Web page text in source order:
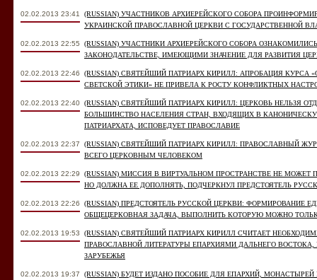
02.02.2013 23:41
(RUSSIAN) УЧАСТНИКОВ АРХИЕРЕЙСКОГО СОБОРА
УКРАИНСКОЙ ПРАВОСЛАВНОЙ ЦЕРКВИ С ГОСУДАРСТВЕННОЙ
02.02.2013 22:55
(RUSSIAN) УЧАСТНИКИ АРХИЕРЕЙСКОГО СОБОРА
ЗАКОНОДАТЕЛЬСТВЕ, ИМЕЮЩИМИ ЗНАЧЕНИЕ ДЛЯ РАЗВИТИЯ
02.02.2013 22:46
(RUSSIAN) СВЯТЕЙШИЙ ПАТРИАРХ КИРИЛЛ: АПРОБАЦИЯ КУРСА
СВЕТСКОЙ ЭТИКИ» НЕ ПРИВЕЛА К РОСТУ КОНФЛИКТНЫХ
02.02.2013 22:40 (RUSSIAN) СВЯТЕЙШИЙ ПАТРИАРХ КИРИЛЛ: ЦЕРКОВЬ НЕЛЬЗЯ
БОЛЬШИНСТВО НАСЕЛЕНИЯ СТРАН, ВХОДЯЩИХ В
ПАТРИАРХАТА, ИСПОВЕДУЕТ ПРАВОСЛАВИЕ
02.02.2013 22:37
(RUSSIAN) СВЯТЕЙШИЙ ПАТРИАРХ КИРИЛЛ: ПРАВОСЛАВНЫЙ
ВСЕГО ЦЕРКОВНЫМ ЧЕЛОВЕКОМ
02.02.2013 22:29
(RUSSIAN) МИССИЯ В ВИРТУАЛЬНОМ ПРОСТРАНСТВЕ НЕ
НО ДОЛЖНА ЕЕ ДОПОЛНЯТЬ, ПОДЧЕРКНУЛ ПРЕДСТОЯТЕЛЬ
02.02.2013 22:26
(RUSSIAN) ПРЕДСТОЯТЕЛЬ РУССКОЙ ЦЕРКВИ: ФОРМИРОВАНИЕ
ОБЩЕЦЕРКОВНАЯ ЗАДАЧА, ВЫПОЛНИТЬ КОТОРУЮ МОЖНО
02.02.2013 19:53
(RUSSIAN) СВЯТЕЙШИЙ ПАТРИАРХ КИРИЛЛ СЧИТАЕТ
ПРАВОСЛАВНОЙ ЛИТЕРАТУРЫ ЕПАРХИЯМИ ДАЛЬНЕГО ВОСТОКА,
ЗАРУБЕЖЬЯ
02.02.2013 19:37
(RUSSIAN) БУДЕТ ИЗДАНО ПОСОБИЕ ДЛЯ ЕПАРХИЙ,